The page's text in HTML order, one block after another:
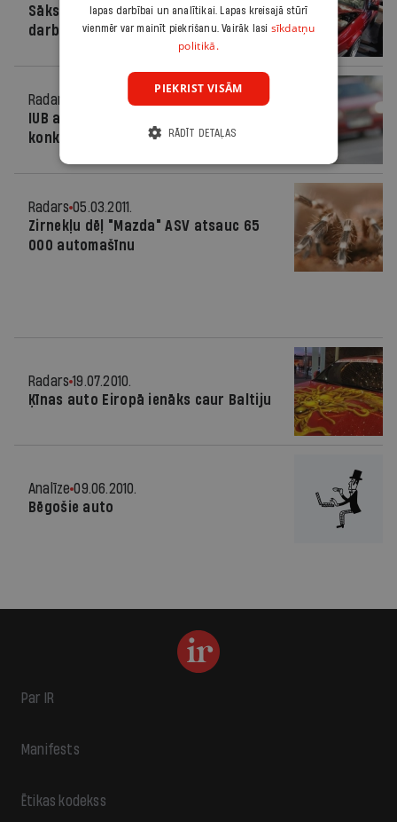
Sāks vieglo auto virsbūvju remonta
darbnīcu sertifikāciju
Radars
12.04.2011.
IUB atceļ daļu policijas autonomas
konkursa prasību
Radars 05.03.2011.
Zirnekļu dēļ "Mazda" ASV atsauc 65
000 automašīnu
Radars 19.07.2010.
Ķīnas auto Eiropā ienāks caur Baltiju
Analīze 09.06.2010.
Bēgošie auto
Par IR
Manifests
Ētikas kodekss
lapas darbībai un analītikai. Lapas kreisajā stūrī
vienmēr var mainīt piekrišanu. Vairāk lasi sīkdatņu
politikā.
PIEKRIST VISĀM
RĀDĪT DETAĻAS